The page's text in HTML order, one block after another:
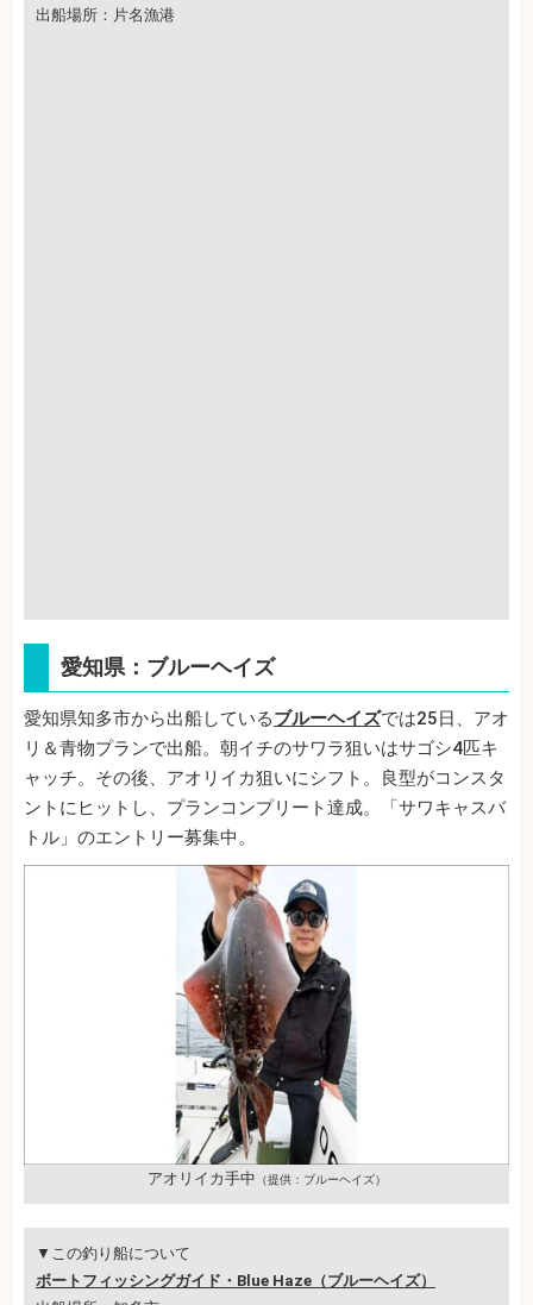
出船場所：片名漁港
愛知県：ブルーヘイズ
愛知県知多市から出船しているブルーヘイズでは25日、アオ
リ＆青物プランで出船。朝イチのサワラ狙いはサゴシ4匹キ
ャッチ。その後、アオリイカ狙いにシフト。良型がコンスタ
ントにヒットし、プランコンプリート達成。「サワキャスバ
トル」のエントリー募集中。
アオリイカ手中 （提供：ブルーヘイズ）
▼この釣り船について
ボートフィッシングガイド・Blue Haze（ブルーヘイズ）